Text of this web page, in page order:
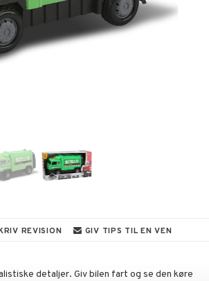
REVISION GIV TIPS TIL EN VEN
detaljer. Giv bilen fart og se den køre